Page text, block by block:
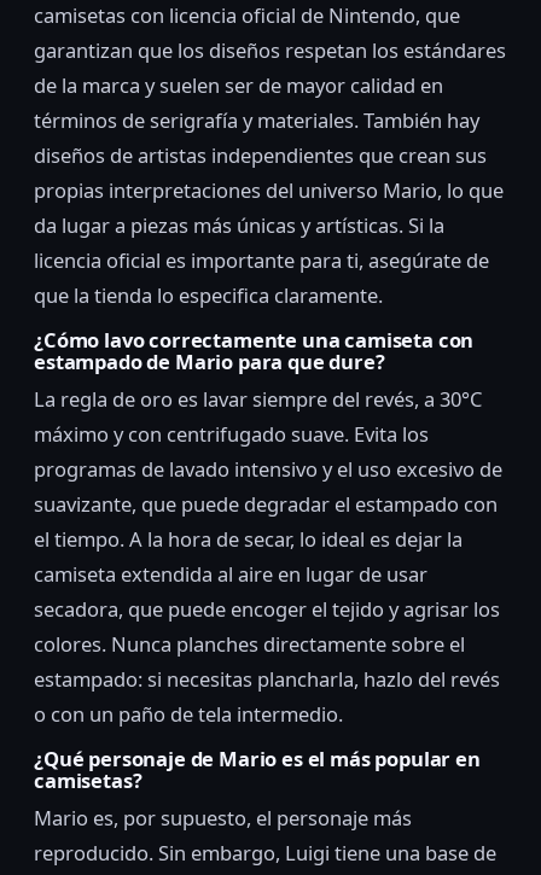
camisetas con licencia oficial de Nintendo, que
garantizan que los diseños respetan los estándares
de la marca y suelen ser de mayor calidad en
términos de serigrafía y materiales. También hay
diseños de artistas independientes que crean sus
propias interpretaciones del universo Mario, lo que
da lugar a piezas más únicas y artísticas. Si la
licencia oficial es importante para ti, asegúrate de
que la tienda lo especifica claramente.
¿Cómo lavo correctamente una camiseta con
estampado de Mario para que dure?
La regla de oro es lavar siempre del revés, a 30°C
máximo y con centrifugado suave. Evita los
programas de lavado intensivo y el uso excesivo de
suavizante, que puede degradar el estampado con
el tiempo. A la hora de secar, lo ideal es dejar la
camiseta extendida al aire en lugar de usar
secadora, que puede encoger el tejido y agrisar los
colores. Nunca planches directamente sobre el
estampado: si necesitas plancharla, hazlo del revés
o con un paño de tela intermedio.
¿Qué personaje de Mario es el más popular en
camisetas?
Mario es, por supuesto, el personaje más
reproducido. Sin embargo, Luigi tiene una base de